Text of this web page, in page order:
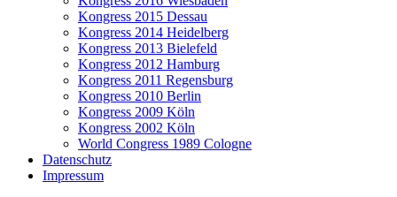
Kongress 2015 Dessau
Kongress 2014 Heidelberg
Kongress 2013 Bielefeld
Kongress 2012 Hamburg
Kongress 2011 Regensburg
Kongress 2010 Berlin
Kongress 2009 Köln
Kongress 2002 Köln
World Congress 1989 Cologne
Datenschutz
Impressum